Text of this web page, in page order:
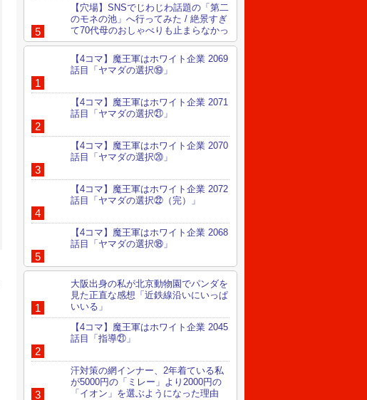
【穴場】SNSでじわじわ話題の「第二
のモネの池」へ行ってみた / 絶景すぎ
て70代母のおしゃべりも止まらなかっ
た
【4コマ】魔王軍はホワイト企業 2069
話目「ヤマダの選択⑲」
【4コマ】魔王軍はホワイト企業 2071
話目「ヤマダの選択㉑」
【4コマ】魔王軍はホワイト企業 2070
話目「ヤマダの選択⑳」
【4コマ】魔王軍はホワイト企業 2072
話目「ヤマダの選択㉒（完）」
【4コマ】魔王軍はホワイト企業 2068
話目「ヤマダの選択⑱」
大阪出身の私が北京動物園でパンダを
見た正直な感想「近鉄線沿いにいっぱ
いいる」
【4コマ】魔王軍はホワイト企業 2045
話目「指導㉑」
汗対策の網インナー、2年着ている私
が5000円の「ミレー」より2000円の
「イオン」を選ぶようになった理由